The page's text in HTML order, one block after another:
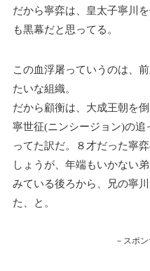
だから寧弈は、皇太子寧川
も黒幕だと思ってる。
この血浮屠っていうのは、
たいな組織。
だから顧衡は、大成王朝を
寧世征(ニンシージョン)の
ってた訳だ。８才だった寧
しょうが、年端もいかない
みている後ろから、兄の寧
た、と。
－スポ